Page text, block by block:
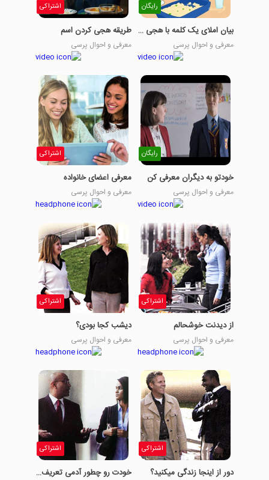
رایگان
بیان املای یک کلمه با هجی کردن
معرفی و احوال پرسی
اشتراکی
طریقه هجی کردن اسم
معرفی و احوال پرسی
رایگان
خودتو به دیگران معرفی کن
معرفی و احوال پرسی
اشتراکی
معرفی اعضای خانواده
معرفی و احوال پرسی
اشتراکی
از دیدنت خوشحالم
معرفی و احوال پرسی
اشتراکی
دیشب کجا بودی؟
معرفی و احوال پرسی
اشتراکی
دور از اینجا زندگی میکنید؟
اشتراکی
خودت رو چطور آدمی تعریف میکنی؟